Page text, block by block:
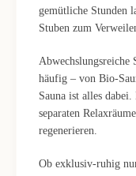
gemütliche Stunden
Stuben zum
Abwechslungsreiche
häufig – von Bio-
Sauna ist alles
separaten
regenerieren.
Ob exklusiv-ruhig